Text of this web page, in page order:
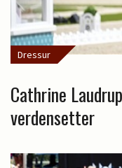
Dressur
Cathrine
verdensetter